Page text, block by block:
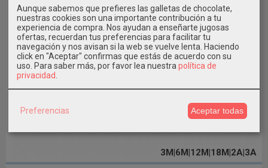
3M|6M|12M|18M|2A|3A
Aunque sabemos que prefieres las galletas de chocolate,
nuestras cookies son una importante contribución a tu
experiencia de compra. Nos ayudan a enseñarte jugosas
ofertas, recuerdan tus preferencias para facilitar tu
navegación y nos avisan si la web se vuelve lenta. Haciendo
click en "Aceptar" confirmas que estás de acuerdo con su
uso. Para saber más, por favor lea nuestra política de
privacidad
Preferencias Aceptar todas